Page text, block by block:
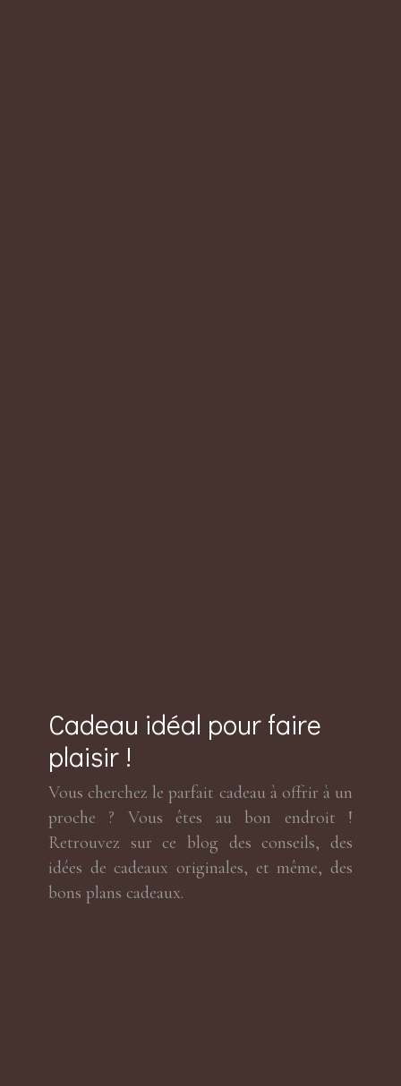
Cadeau idéal pour faire
plaisir !
Vous cherchez le parfait cadeau à offrir à un
proche ? Vous êtes au bon endroit !
Retrouvez sur ce blog des conseils, des
idées de cadeaux originales, et même, des
bons plans cadeaux.